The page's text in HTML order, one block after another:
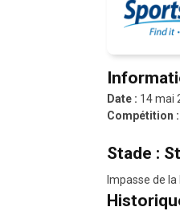
Date : 14 mai
Compétition :
Stade :
Impasse de